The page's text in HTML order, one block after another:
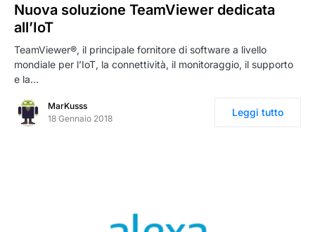
Nuova soluzione TeamViewer dedicata
all’IoT
TeamViewer®, il principale fornitore di software a livello
mondiale per l’IoT, la connettività, il monitoraggio, il supporto
e la…
MarKusss
18 Gennaio 2018
Leggi tutto